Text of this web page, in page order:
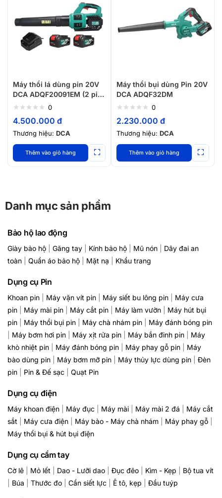
Máy thổi lá dùng pin 20V
DCA ADQF20091EM (2 pin
4.0Ah, 1 sạc)
0
4.500.000 đ
Thương hiệu: DCA
Thêm vào giỏ hàng
Máy thổi bụi dùng Pin 20V
DCA ADQF32DM
0
2.230.000 đ
Thương hiệu: DCA
Thêm vào giỏ hàng
Danh mục sản phẩm
Bảo hộ lao động
Giày bảo hộ Găng tay Kính bảo hộ Mũ nón
Dây đai an
toàn
Quần áo bảo hộ Mặt nạ Khẩu trang
Dụng cụ Pin
Khoan pin Máy vặn vít pin Máy siết bu lông pin
Máy cưa
pin
Máy mài pin Máy cắt pin Máy làm vườn
Máy hút bụi
pin
Máy thổi bụi pin Máy chà nhám pin
Máy đánh bóng pin
Máy bơm hơi pin Máy xịt rửa pin Máy bắn đinh pin
Máy
khò nhiệt pin
Máy đánh bóng pin Máy phay gỗ pin
Máy
bào dùng pin
Máy bơm mỡ pin Máy thủy lực dùng pin
Đèn
pin
Pin & Đế sạc Quạt Pin
Dụng cụ điện
Máy khoan điện Máy đục Máy mài Máy mài 2 đá
Máy cắt
sắt
Máy cưa điện Máy bào - Máy chà nhám Máy phay gỗ
Máy thổi bụi & hút bụi điện
Dụng cụ cầm tay
Cờ lê Mỏ lết Dao - Lưỡi dao Đục đẽo Kìm - Kẹp
Bộ tua vít
Búa Thước đo Cần siết lực Ê tô, kẹp Đầu tuýp